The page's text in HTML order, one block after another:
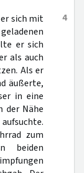
4
sich mit
er sich
als auch
Als er
äußerte,
in eine
der Nähe
zum
beiden